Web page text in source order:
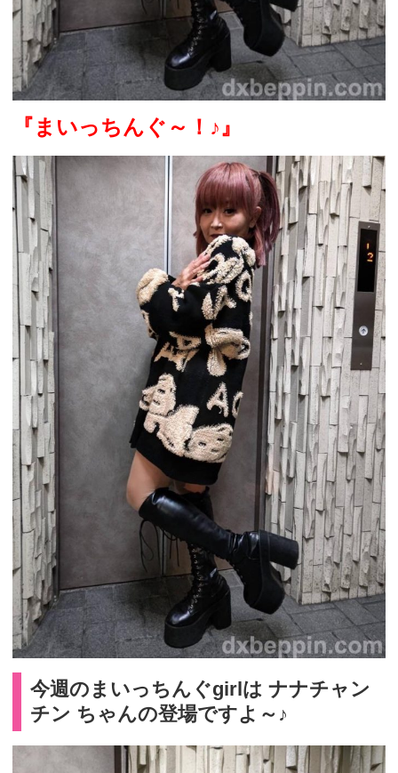
『まいっちんぐ～！ ♪』
今週の まいっちんぐgirlは ナナチャン
チン ちゃんの登場ですよ～♪